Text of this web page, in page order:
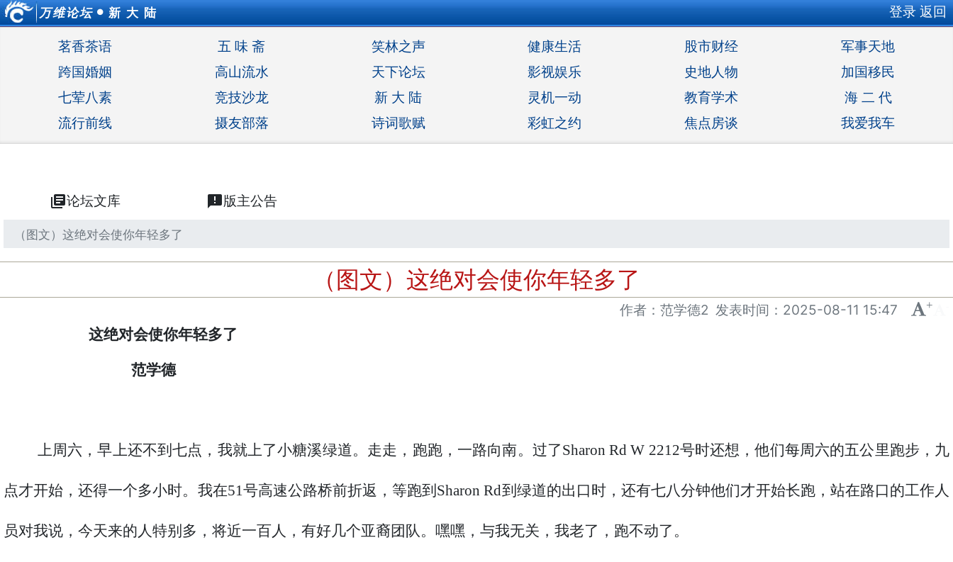
万维论坛 ● 新 大 陆 登录 返回
茗香茶语 五 味 斋 笑林之声 健康生活 股市财经
军事天地
跨国婚姻
高山流水 天下论坛 影视娱乐 史地人物
加国移民
七荤八素
竞技沙龙 新 大 陆 灵机一动 教育学术
海 二 代
流行前线
摄友部落 诗词歌赋 彩虹之约 焦点房谈 我爱我车
library_books论坛文库 announcement版主公告
（图文）这绝对会使你年轻多了
（图文）这绝对会使你年轻多了
作者：范学德2 发表时间： 2025-08-11 15:47 +
这绝对会使你年轻多了
范学德
上周六，早上还不到七点，我就上了小糖溪绿道。走走，跑跑，一路向南。过了Sharon Rd W 2212号时还想，他们每周六的五公里跑步，九
点才开始，还得一个多小时。我在51号高速公路桥前折返，等跑到Sharon Rd到绿道的出口时，还有七八分钟他们才开始长跑，站在路口的工作人
员对我说，今天来的人特别多，将近一百人，有好几个亚裔团队。嘿嘿，与我无关，我老了，跑不动了。